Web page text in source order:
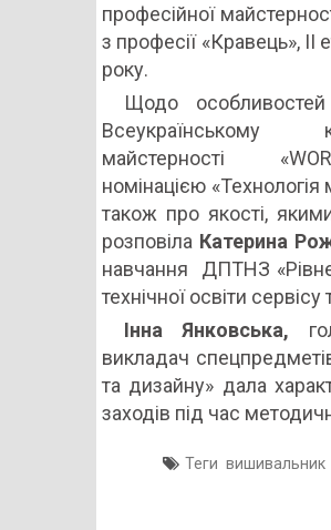
професійної
з професії «Кравець»,
року.
Щодо
Всеукраїнському
майстерності
номінацією
також про якості,
розповіла Катерина
навчання ДПТНЗ
технічної освіти
Інна Янковська,
викладач
та дизайну» дала
заходів під час
Теги вишивальник